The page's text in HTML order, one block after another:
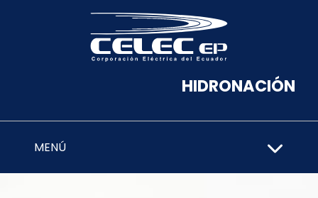
HIDRONACIÓN
MENÚ